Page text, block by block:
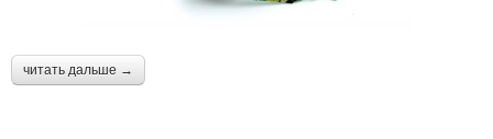
читать дальше →